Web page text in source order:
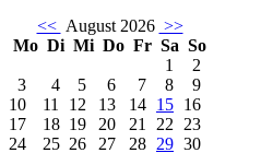
<< August 2026 >>
Mo Di Mi Do Fr Sa So
1
2
3
4 5 6 7 8
9
10
11 12 13 14 15 16
17
18 19 20 21 22
23
24
25 26 27 28 29 30